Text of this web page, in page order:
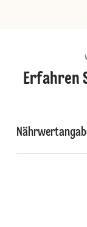
Erfahren